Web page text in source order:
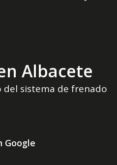
Albacete
sistema de frenado
Google